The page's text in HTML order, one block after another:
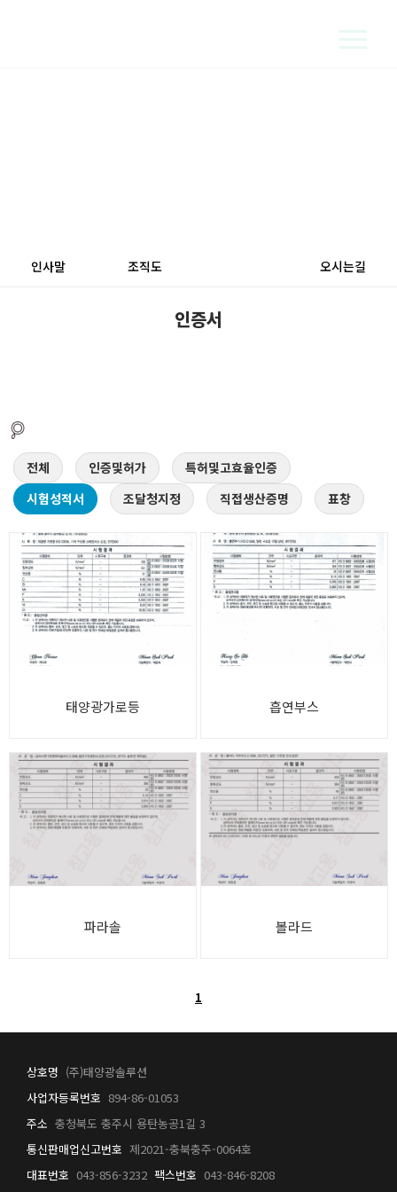
인사말 조직도 오시는길
인증서
전체 인증및허가
특허및고효율인증
시험성적서
조달청지정 직접생산증명 표창
태양광가로등 흡연부스
파라솔 볼라드
1
상호명 (주)태양광솔루션
사업자등록번호 894-86-01053
주소 충청북도 충주시 용탄농공1길 3
통신판매업신고번호 제2021-충북충주-0064호
대표번호 043-856-3232 팩스번호 043-846-8208